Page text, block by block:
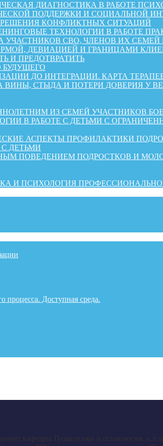
ДИАГНОСТИКА В РАБОТЕ
ПОДДЕРЖКИ И СОЦИАЛЬНОЙ
КОНФЛИКТНЫХ СИТУАЦИЙ
ТЕХНОЛОГИИ В РАБОТЕ
СВО, ЧЛЕНОВ ИХ СЕМЕЙ И
ДЕВИАЦИЕЙ И ГРАНИЦАМИ
И ПРЕДОТВРАТИТЬ
БУДУЩЕГО
ДО ИНТЕГРАЦИИ. КАРТА
ВИНЫ, СТЫДА И ПОТЕРИ ДОВЕРИЯ У
ИЗ СЕМЕЙ УЧАСТНИКОВ
В РАБОТЕ С ДЕТЬМИ С
АСПЕКТЫ ПРОФИЛАКТИКИ
ДЕТЬМИ
ПОВЕДЕНИЕМ ПОДРОСТКОВ И
И ПСИХОЛОГИЯ
процесса. Доступная среда.